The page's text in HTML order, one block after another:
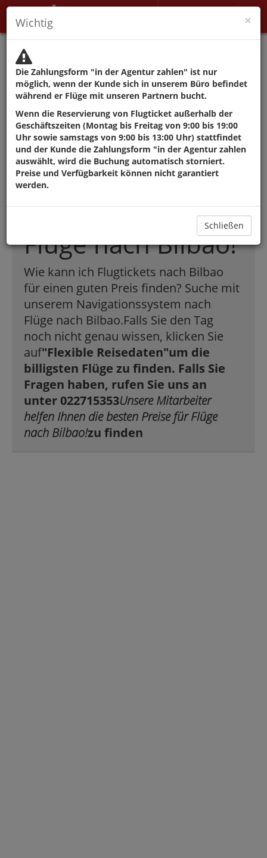
Die Behörden raten von
Gründen, die nicht
verschoben werden
können.
Die besten
Angebote für
Flüge nach Bilbao!
Wie kann ich Flugtickets nach Bilbao
für einen guten Preis finden? Suche mit
unserem Navigationssystem nach
Flüge nach Bilbao.Falls Sie den Tag
noch nicht genau wissen, klicken Sie
auf"Flexible Reisedaten"um die
billigsten Flüge zu finden. Falls Sie
Fragen haben, rufen Sie uns an
unter 022715353Unsere Mitarbeiter
helfen Ihnen die besten Preise für Flüge
nach Bilbao!zu finden
×
Wichtig
Die Zahlungsform "in der Agentur zahlen" ist nur
möglich, wenn der Kunde sich in unserem Büro befindet
während er Flüge mit unseren Partnern bucht.
Wenn die Reservierung von Flugticket außerhalb der
Geschäftszeiten (Montag bis Freitag von 9:00 bis 19:00
Uhr sowie samstags von 9:00 bis 13:00 Uhr) stattfindet
und der Kunde die Zahlungsform "in der Agentur zahlen
auswählt, wird die Buchung automatisch storniert.
Preise und Verfügbarkeit können nicht garantiert
werden.
Schließen